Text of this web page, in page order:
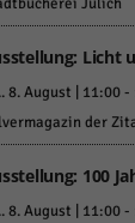
Jülich
Licht
8. August | 11:00-
der
100
8. August | 11:00-